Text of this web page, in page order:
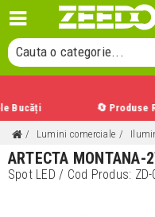
Cauta un produs...
Cauta o categorie...
Cauta un producator...
Cauta un produs...
🔄 Produse
Lumini comerciale
ARTECTA MONTANA-
Spot LED/ Cod Produs: